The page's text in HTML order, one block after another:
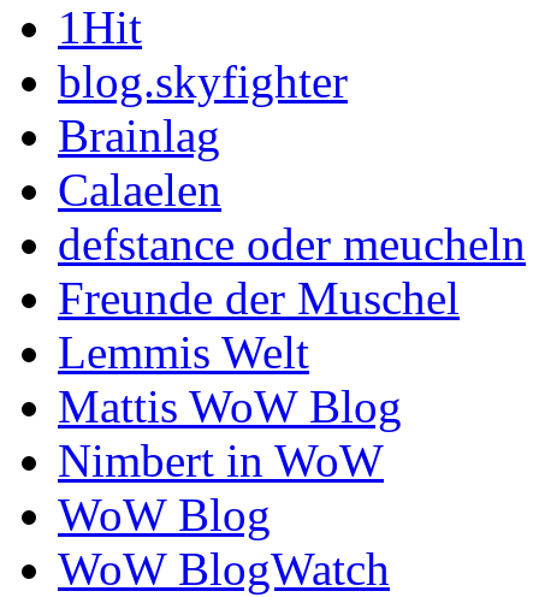
1Hit
blog.skyfighter
Brainlag
Calaelen
defstance oder meucheln
Freunde der Muschel
Lemmis Welt
Mattis WoW Blog
Nimbert in WoW
WoW Blog
WoW BlogWatch